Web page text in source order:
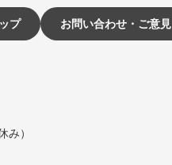
プ お問い合わせ・ご意見
み）